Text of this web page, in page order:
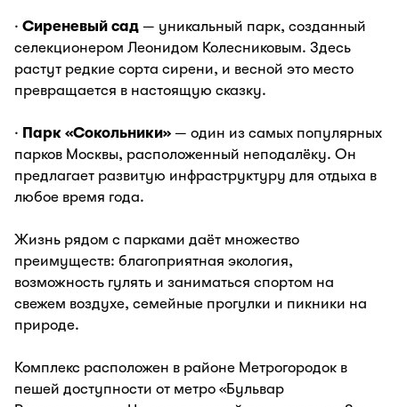
· Сиреневый сад — уникальный парк, созданный
селекционером Леонидом Колесниковым. Здесь
растут редкие сорта сирени, и весной это место
превращается в настоящую сказку.
· Парк «Сокольники» — один из самых популярных
парков Москвы, расположенный неподалёку. Он
предлагает развитую инфраструктуру для отдыха в
любое время года.
Жизнь рядом с парками даёт множество
преимуществ: благоприятная экология,
возможность гулять и заниматься спортом на
свежем воздухе, семейные прогулки и пикники на
природе.
Комплекс расположен в районе Метрогородок в
пешей доступности от метро «Бульвар